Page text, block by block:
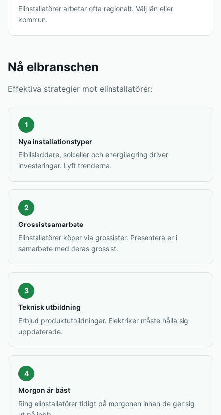
Elinstallatörer arbetar ofta regionalt. Välj län eller
kommun.
Nå elbranschen
Effektiva strategier mot elinstallatörer:
1
Nya installationstyper
Elbilsladdare, solceller och energilagring driver
investeringar. Lyft trenderna.
2
Grossistsamarbete
Elinstallatörer köper via grossister. Presentera er i
samarbete med deras grossist.
3
Teknisk utbildning
Erbjud produktutbildningar. Elektriker måste hålla sig
uppdaterade.
4
Morgon är bäst
Ring elinstallatörer tidigt på morgonen innan de ger sig